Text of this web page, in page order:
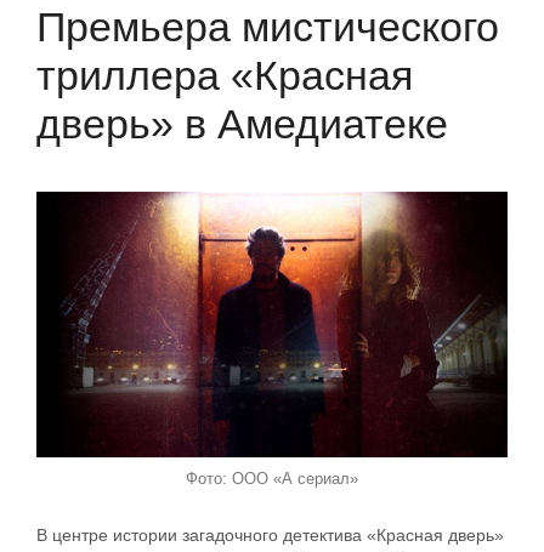
Премьера мистического
триллера «Красная
дверь» в Амедиатеке
Фото: ООО «А сериал»
В центре истории загадочного детектива «Красная дверь»